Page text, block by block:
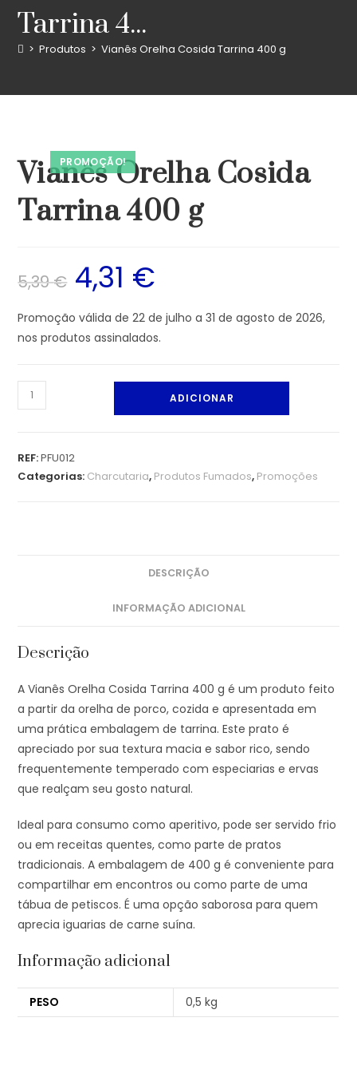
Tarrina 4...
> Produtos > Vianês Orelha Cosida Tarrina 400 g
PROMOÇÃO!
Vianês Orelha Cosida
Tarrina 400 g
5,39€ 4,31 €
Promoção válida de 22 de julho a 31 de agosto de 2026,
nos produtos assinalados.
ADICIONAR
REF:PFU012
Categorias: Charcutaria, Produtos Fumados, Promoções
DESCRIÇÃO
INFORMAÇÃO ADICIONAL
Descrição
A Vianês Orelha Cosida Tarrina 400 g é um produto feito
a partir da orelha de porco, cozida e apresentada em
uma prática embalagem de tarrina. Este prato é
apreciado por sua textura macia e sabor rico, sendo
frequentemente temperado com especiarias e ervas
que realçam seu gosto natural.
Ideal para consumo como aperitivo, pode ser servido frio
ou em receitas quentes, como parte de pratos
tradicionais. A embalagem de 400 g é conveniente para
compartilhar em encontros ou como parte de uma
tábua de petiscos. É uma opção saborosa para quem
aprecia iguarias de carne suína.
Informação adicional
PESO 0,5 kg